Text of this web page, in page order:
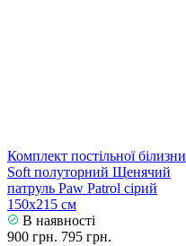
Комплект постільної білизни
Soft полуторний Щенячий
патруль Paw Patrol сірий
150х215 см
В наявності
900 грн. 795 грн.